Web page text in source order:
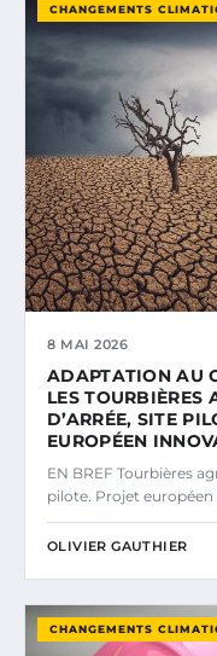
CHANGEMENTS
8 MAI 2026
ADAPTATION AU
LES TOURBIÈRES
D’ARRÉE, SITE
EUROPÉEN
EN BREF Tourbières
pilote. Projet
OLIVIER GAUTHIER
CHANGEMENTS